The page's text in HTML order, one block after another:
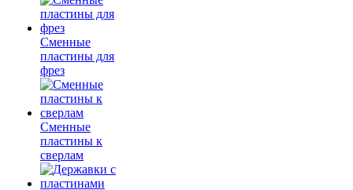
Сменные
пластины для
фрез
Сменные
пластины к
сверлам